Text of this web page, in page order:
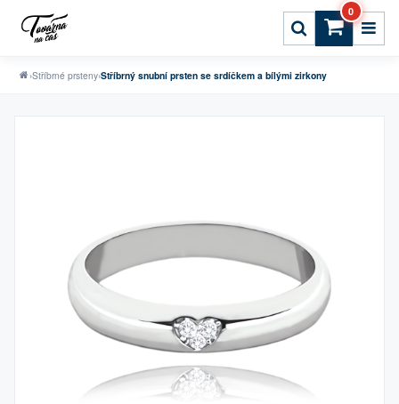
0
›Stříbrné prsteny›Stříbrný snubní prsten se srdíčkem a bílými zirkony